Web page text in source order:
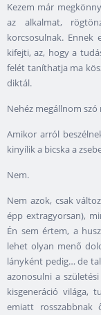
Kezem már
az alkalmat,
korcsosulnak.
kifejti, az, hogy a
felét taníthatja ma
diktál.
Nehéz megállnom szó
Amikor arról
kinyílik a bicska a
Nem.
Nem azok, csak
épp extragyorsan),
Én sem értem, a
lehet olyan menő
lányként pedig… de
azonosulni a
kisgeneráció világa,
emiatt rosszabbnak